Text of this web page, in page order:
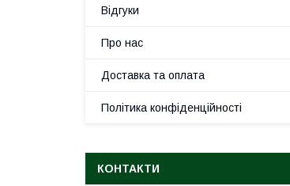
Відгуки
Про нас
Доставка та оплата
Політика конфіденційності
КОНТАКТИ